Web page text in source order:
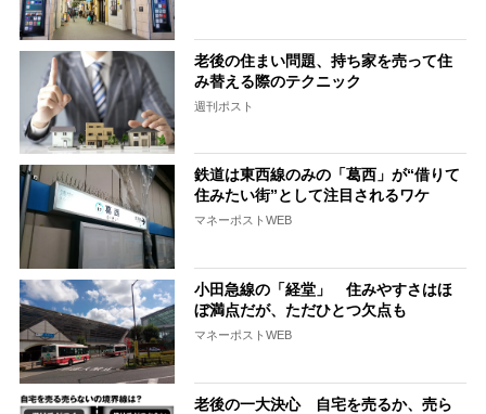
老後の住まい問題、持ち家を売って住
み替える際のテクニック
週刊ポスト
鉄道は東西線のみの「葛西」が“借りて
住みたい街”として注目されるワケ
マネーポストWEB
小田急線の「経堂」 住みやすさはほ
ぼ満点だが、ただひとつ欠点も
マネーポストWEB
老後の一大決心 自宅を売るか、売ら